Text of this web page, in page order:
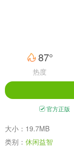
87°
热度
官方正版
大小：19.7MB
类别： 休闲益智